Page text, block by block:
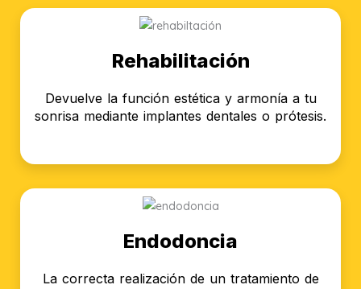
Rehabilitación
Devuelve la función estética y armonía a tu
sonrisa mediante implantes dentales o prótesis.
Endodoncia
La correcta realización de un tratamiento de